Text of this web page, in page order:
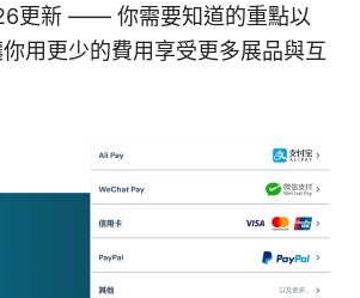
更新 —— 你需要知道的重點以
用更少的費用享受更多展品與互